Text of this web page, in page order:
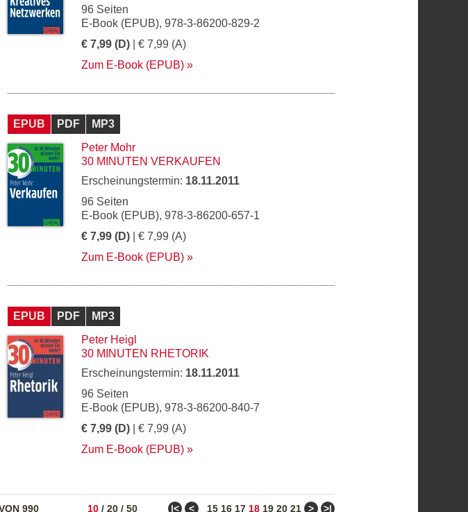
96 Seiten
E-Book (EPUB), 978-3-86200-829-2
€ 7,99 (D) | € 7,99 (A)
Zum E-Book (EPUB)
EPUB PDF
MP3
Peter Mohr
30 MINUTEN VERKAUFEN
Erscheinungstermin: 18.11.2011
96 Seiten
E-Book (EPUB), 978-3-86200-657-1
€ 7,99 (D) | € 7,99 (A)
Zum E-Book (EPUB)
EPUB PDF
MP3
Peter Heigl
30 MINUTEN RHETORIK
Erscheinungstermin: 18.11.2011
96 Seiten
E-Book (EPUB), 978-3-86200-840-7
€ 7,99 (D) | € 7,99 (A)
Zum E-Book (EPUB)
990 10 / 20 / 50 ǀ< < 15 16 17 18 19 20 21 > >ǀ